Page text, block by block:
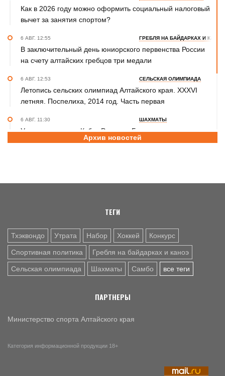
Как в 2026 году можно оформить социальный налоговый
вычет за занятия спортом?
6 АВГ. 12:55 ГРЕБЛЯ НА БАЙДАРКАХ И КАНОЭ
В заключительный день юниорского первенства России
на счету алтайских гребцов три медали
6 АВГ. 12:53 СЕЛЬСКАЯ ОЛИМПИАДА
Летопись сельских олимпиад Алтайского края. XXXVI
летняя. Поспелиха, 2014 год. Часть первая
6 АВГ. 11:30 ШАХМАТЫ
Участники этапов Кубка России в Барнауле преодолели
две трети турнирной дистанции
международного Мемориала Бурдикова
Архив новостей
ТЕГИ
Тхэквондо Утрата Набор Хоккей Конкурс
Спортивная политика Гребля на байдарках и каноэ
Сельская олимпиада Шахматы Самбо все теги
ПАРТНЕРЫ
Министерство спорта Алтайского края
Категория информационной продукции 18+